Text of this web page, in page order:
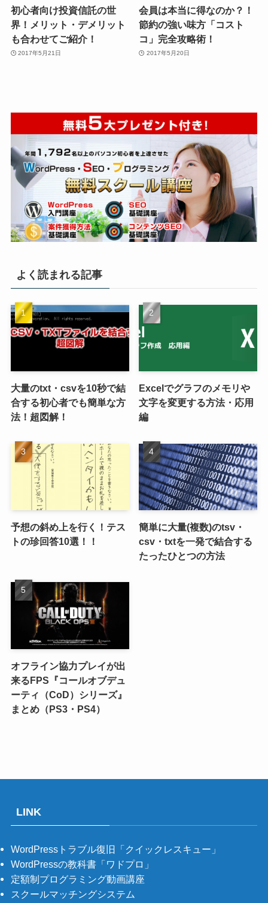
初心者向け投資信託の世
界！メリット・デメリット
も合わせてご紹介！
2017年5月21日
会員は本当に得なのか？！
節約の強い味方「コスト
コ」完全攻略術！
2017年5月20日
よく読まれる記事
大量のtxt・csvを10秒で結
合する初心者でも簡単な方
法！超図解！
Excelでグラフのメモリや
文字を変更する方法・応用
編
予想の斜め上を行く！テス
トの珍回答10選！！
簡単に大量(複数)のtsv・
csv・txtを一発で結合する
たったひとつの方法
オフライン協力プレイが出
来るFPS『コールオブデュ
ーティ（CoD）シリーズ』
まとめ（PS3・PS4）
LINK
WordPressトラブル復旧「クイックレスキュー」
WordPressの教科書「ワドプロ」
定額制プログラミング動画講座
スクールマッチングシステム